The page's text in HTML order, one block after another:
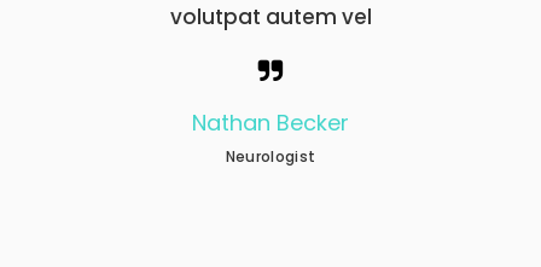
volutpat autem vel
Nathan Becker
Neurologist